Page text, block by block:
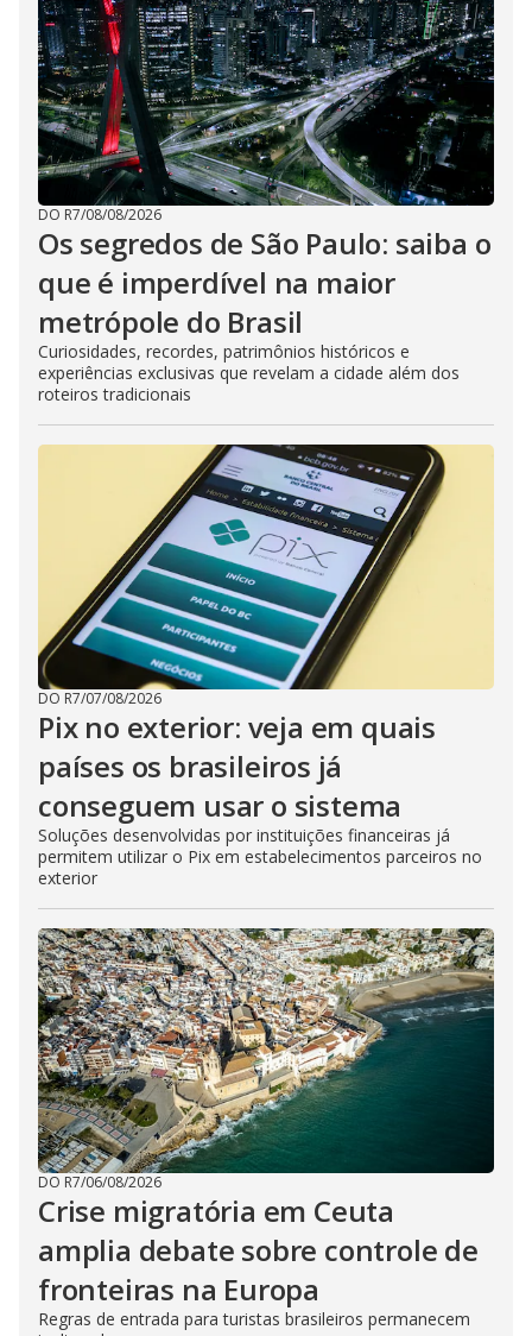
DO R7/08/08/2026
Os segredos de São Paulo: saiba o
que é imperdível na maior
metrópole do Brasil
Curiosidades, recordes, patrimônios históricos e
experiências exclusivas que revelam a cidade além dos
roteiros tradicionais
DO R7/07/08/2026
Pix no exterior: veja em quais
países os brasileiros já
conseguem usar o sistema
Soluções desenvolvidas por instituições financeiras já
permitem utilizar o Pix em estabelecimentos parceiros no
exterior
DO R7/06/08/2026
Crise migratória em Ceuta
amplia debate sobre controle de
fronteiras na Europa
Regras de entrada para turistas brasileiros permanecem